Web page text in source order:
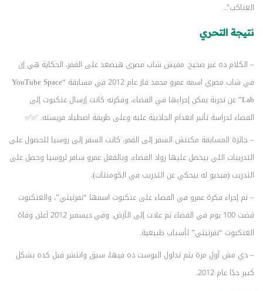
العناكب"..
نتيجة التحري
– الكلام ده غير صحيح. مفيش شاب مصرى هيصعد على القمر، الحكاية هي إن
في شاب مصري اسمه عمرو محمد فاز عام 2012 في مسابقة “YouTube Space
Lab” عن تجربة يمكن إجراءها في الفضاء، وفكرته كانت إرسال عنكبوت إلى
الفضاء لدراسة تأثير انعدام الجاذبية عليه وعلى طريقة اصطياد فريسته. ✅✅
– جائزة المسابقة مكنتش السفر إلى القمر، كانت السفر إلى روسيا للحصول على
التدريبات اللي بيحصل عليها رواد الفضاء، وبالفعل عمرو سافر لروسيا وحصل على
التدريب (فيديو له بيحكي عن التدريب في الكومنتات).
– تم إجراء فكرة عمرو في الفضاء على عنكبوت اسمها “نفرتيتي”، والعنكبوت
قضت 100 يوم في الفضاء ثم عادت إلى الأرض. وفي ديسمبر 2012 أعلن وفاة
العنكبوت “نفرتيتي” لأسباب طبيعية.
– دي مش أول مرة يتم تداول البوست ده فيها، سبق وانتشر قبل كده بشكل
كبير جدًا عام 2012.